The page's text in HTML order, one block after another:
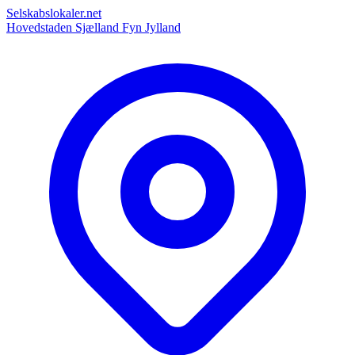
Selskabslokaler.net
Hovedstaden Sjælland Fyn Jylland